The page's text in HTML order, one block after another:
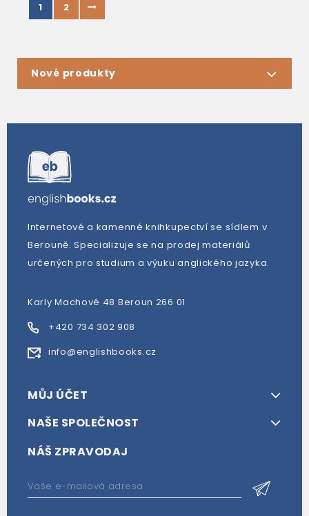
1
2
Nové produkty
Internetové a kamenné knihkupectví se sídlem v
Berouně. Specializuje se na prodej materiálů
určených pro studium a výuku anglického jazyka.
Karly Machové 48 Beroun 266 01
+420 734 302 908
info@englishbooks.cz
MŮJ ÚČET
NAŠE SPOLEČNOST
NÁŠ ZPRAVODAJ